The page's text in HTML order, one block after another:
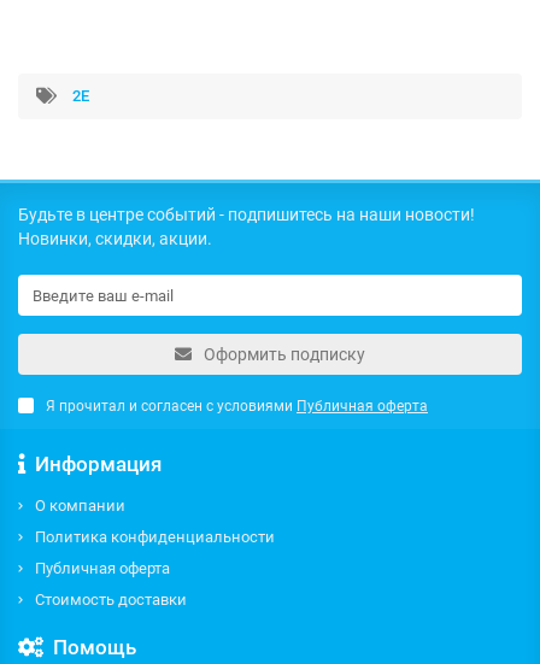
2E
Будьте в центре событий - подпишитесь на наши новости!
Новинки, скидки, акции.
Оформить подписку
Я прочитал и согласен с условиями Публичная оферта
Информация
О компании
Политика конфиденциальности
Публичная оферта
Стоимость доставки
Помощь